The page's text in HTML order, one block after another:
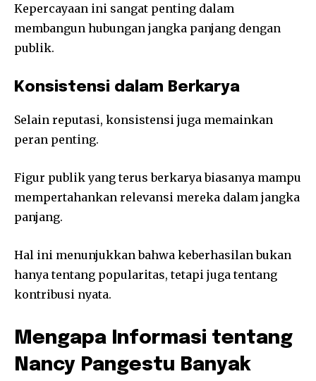
Kepercayaan ini sangat penting dalam
membangun hubungan jangka panjang dengan
publik.
Konsistensi dalam Berkarya
Selain reputasi, konsistensi juga memainkan
peran penting.
Figur publik yang terus berkarya biasanya mampu
mempertahankan relevansi mereka dalam jangka
panjang.
Hal ini menunjukkan bahwa keberhasilan bukan
hanya tentang popularitas, tetapi juga tentang
kontribusi nyata.
Mengapa Informasi tentang
Nancy Pangestu Banyak